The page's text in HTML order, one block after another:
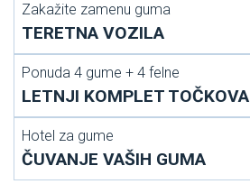
Zakažite zamenu guma
TERETNA VOZILA
Ponuda 4 gume + 4 felne
LETNJI KOMPLET TOČKOVA
Hotel za gume
ČUVANJE VAŠIH GUMA